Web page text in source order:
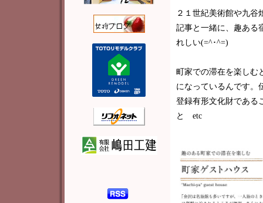
２１世紀美術館や九谷
記事と一緒に、趣ある
れしい(=^･^=)
町家での滞在を楽し
になっているんです。
登録有形文化財である
と etc